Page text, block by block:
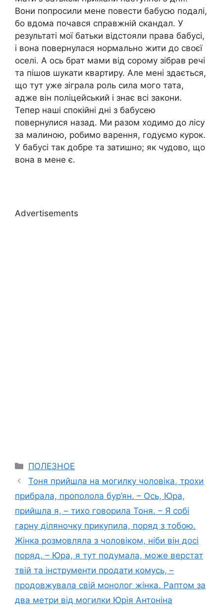
Вони попросили мене повести бабусю подалі,
бо вдома почався справжній скандал. У
результаті мої батьки відстояли права бабусі,
і вона повернулася нормально жити до своєї
оселі. А ось брат мами від сорому зібрав речі
та пішов шукати квартиру. Але мені здається,
що тут уже зіграла роль сила мого тата,
адже він поліцейський і знає всі закони.
Тепер наші спокійні дні з бабусею
повернулися назад. Ми разом ходимо до лісу
за малиною, робимо варення, годуємо курок.
У бабусі так добре та затишно; як чудово, що
вона в мене є.
Advertisements
Categories
ПОЛЕЗНОЕ
Тоня прийшла на могилку чоловіка, трохи
прибрала, прополола бур’ян. – Ось, Юра,
прийшла я, – тихо говорила Тоня. – Я собі
гарну діляночку прикупила, поряд з тобою.
Жінка розмовляла з чоловіком, ніби він досі
поряд. – Юра, я тут подумала, може верстат
твій та інструменти продати комусь, –
продовжувала свій монолог жінка. Раптом за
два метри від могилки Юрія Антоніна